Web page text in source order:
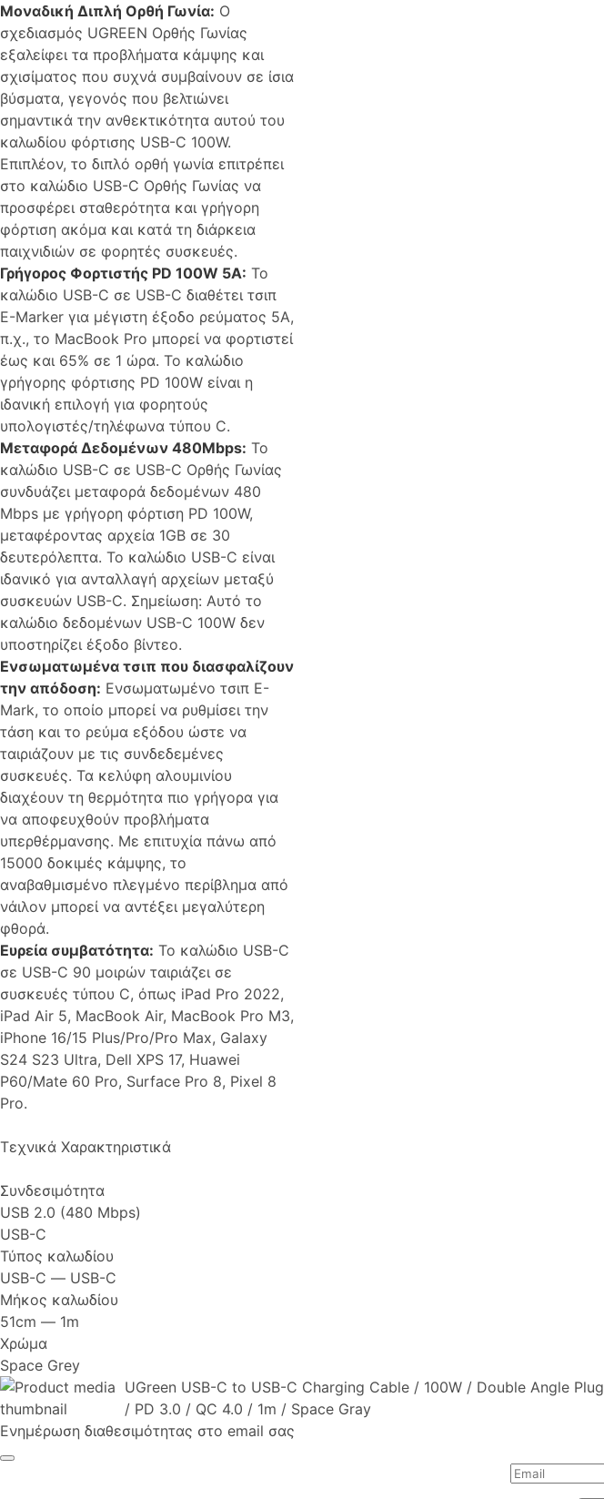
Μοναδική Διπλή Ορθή Γωνία: Ο
σχεδιασμός UGREEN Ορθής Γωνίας
εξαλείφει τα προβλήματα κάμψης και
σχισίματος που συχνά συμβαίνουν σε ίσια
βύσματα, γεγονός που βελτιώνει
σημαντικά την ανθεκτικότητα αυτού του
καλωδίου φόρτισης USB-C 100W.
Επιπλέον, το διπλό ορθή γωνία επιτρέπει
στο καλώδιο USB-C Ορθής Γωνίας να
προσφέρει σταθερότητα και γρήγορη
φόρτιση ακόμα και κατά τη διάρκεια
παιχνιδιών σε φορητές συσκευές.
Γρήγορος Φορτιστής PD 100W 5A: Το
καλώδιο USB-C σε USB-C διαθέτει τσιπ
E-Marker για μέγιστη έξοδο ρεύματος 5A,
π.χ., το MacBook Pro μπορεί να φορτιστεί
έως και 65% σε 1 ώρα. Το καλώδιο
γρήγορης φόρτισης PD 100W είναι η
ιδανική επιλογή για φορητούς
υπολογιστές/τηλέφωνα τύπου C.
Μεταφορά Δεδομένων 480Mbps: Το
καλώδιο USB-C σε USB-C Ορθής Γωνίας
συνδυάζει μεταφορά δεδομένων 480
Mbps με γρήγορη φόρτιση PD 100W,
μεταφέροντας αρχεία 1GB σε 30
δευτερόλεπτα. Το καλώδιο USB-C είναι
ιδανικό για ανταλλαγή αρχείων μεταξύ
συσκευών USB-C. Σημείωση: Αυτό το
καλώδιο δεδομένων USB-C 100W δεν
υποστηρίζει έξοδο βίντεο.
Ενσωματωμένα τσιπ που διασφαλίζουν
την απόδοση: Ενσωματωμένο τσιπ E-
Mark, το οποίο μπορεί να ρυθμίσει την
τάση και το ρεύμα εξόδου ώστε να
ταιριάζουν με τις συνδεδεμένες
συσκευές. Τα κελύφη αλουμινίου
διαχέουν τη θερμότητα πιο γρήγορα για
να αποφευχθούν προβλήματα
υπερθέρμανσης. Με επιτυχία πάνω από
15000 δοκιμές κάμψης, το
αναβαθμισμένο πλεγμένο περίβλημα από
νάιλον μπορεί να αντέξει μεγαλύτερη
φθορά.
Ευρεία συμβατότητα: Το καλώδιο USB-C
σε USB-C 90 μοιρών ταιριάζει σε
συσκευές τύπου C, όπως iPad Pro 2022,
iPad Air 5, MacBook Air, MacBook Pro M3,
iPhone 16/15 Plus/Pro/Pro Max, Galaxy
S24 S23 Ultra, Dell XPS 17, Huawei
P60/Mate 60 Pro, Surface Pro 8, Pixel 8
Pro.
Τεχνικά Χαρακτηριστικά
Συνδεσιμότητα
USB 2.0 (480 Mbps)
USB-C
Τύπος καλωδίου
USB-C ― USB-C
Μήκος καλωδίου
51cm ― 1m
Χρώμα
Space Grey
UGreen USB-C to USB-C Charging Cable / 100W / Double Angle Plug
/ PD 3.0 / QC 4.0 / 1m / Space Gray
Ενημέρωση διαθεσιμότητας στο email σας